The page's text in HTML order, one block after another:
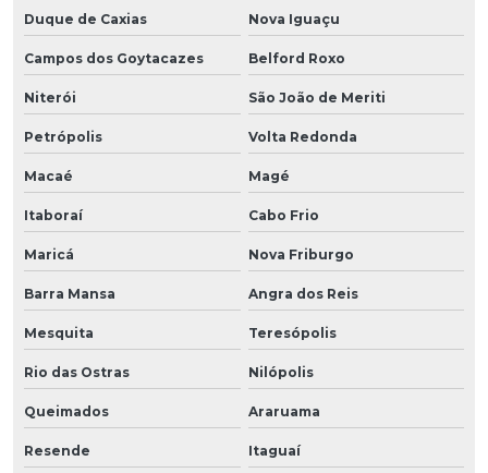
Duque de Caxias Nova Iguaçu
Campos dos Goytacazes Belford Roxo
Niterói São João de Meriti
Petrópolis Volta Redonda
Macaé Magé
Itaboraí Cabo Frio
Maricá Nova Friburgo
Barra Mansa Angra dos Reis
Mesquita Teresópolis
Rio das Ostras Nilópolis
Queimados Araruama
Resende Itaguaí